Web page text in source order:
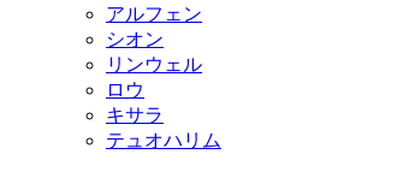
アルフェン
シオン
リンウェル
ロウ
キサラ
テュオハリム